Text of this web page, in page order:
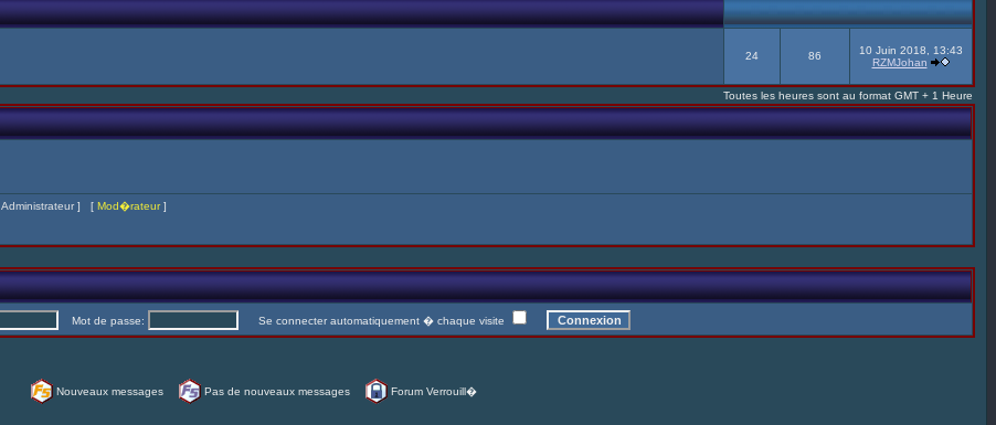
24 86
10 Juin 2018, 13:43
RZMJohan
Toutes les heures sont au format GMT + 1 Heure
Administrateur] [ Mod�rateur]
Mot de passe: Se connecter automatiquement � chaque visite
Nouveaux messages Pas de nouveaux messages Forum Verrouill�